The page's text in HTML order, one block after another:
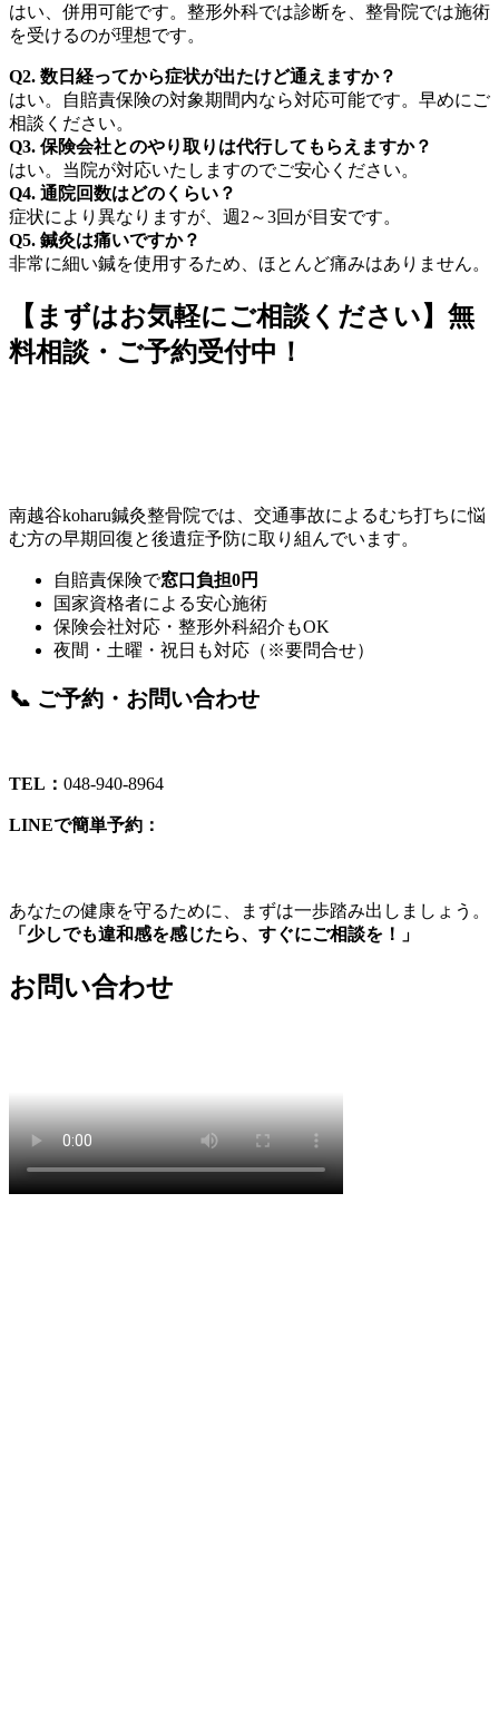
はい、併用可能です。整形外科では診断を、整骨院では施術
を受けるのが理想です。
Q2. 数日経ってから症状が出たけど通えますか？
はい。自賠責保険の対象期間内なら対応可能です。早めにご
相談ください。
Q3. 保険会社とのやり取りは代行してもらえますか？
はい。当院が対応いたしますのでご安心ください。
Q4. 通院回数はどのくらい？
症状により異なりますが、週2～3回が目安です。
Q5. 鍼灸は痛いですか？
非常に細い鍼を使用するため、ほとんど痛みはありません。
【まずはお気軽にご相談ください】無
料相談・ご予約受付中！
南越谷koharu鍼灸整骨院では、交通事故によるむち打ちに悩
む方の早期回復と後遺症予防に取り組んでいます。
自賠責保険で窓口負担0円
国家資格者による安心施術
保険会社対応・整形外科紹介もOK
夜間・土曜・祝日も対応（※要問合せ）
📞 ご予約・お問い合わせ
TEL： 048-940-8964
LINEで簡単予約：
あなたの健康を守るために、まずは一歩踏み出しましょう。
「少しでも違和感を感じたら、すぐにご相談を！」
お問い合わせ